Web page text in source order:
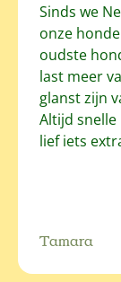
Sinds we
onze
oudste
last meer
glanst zijn
Altijd snelle
lief iets
Tamara